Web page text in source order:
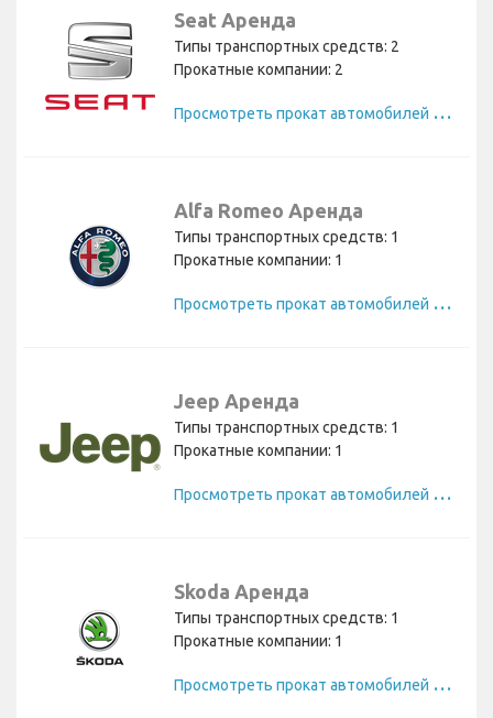
Seat Аренда
Типы транспортных средств: 2
Прокатные компании: 2
П
росмотреть прокат автомобилей Seat
Alfa Romeo Аренда
Типы транспортных средств: 1
Прокатные компании: 1
П
росмотреть прокат автомобилей Alfa Romeo
Jeep Аренда
Типы транспортных средств: 1
Прокатные компании: 1
П
росмотреть прокат автомобилей Jeep
Skoda Аренда
Типы транспортных средств: 1
Прокатные компании: 1
П
росмотреть прокат автомобилей Skoda